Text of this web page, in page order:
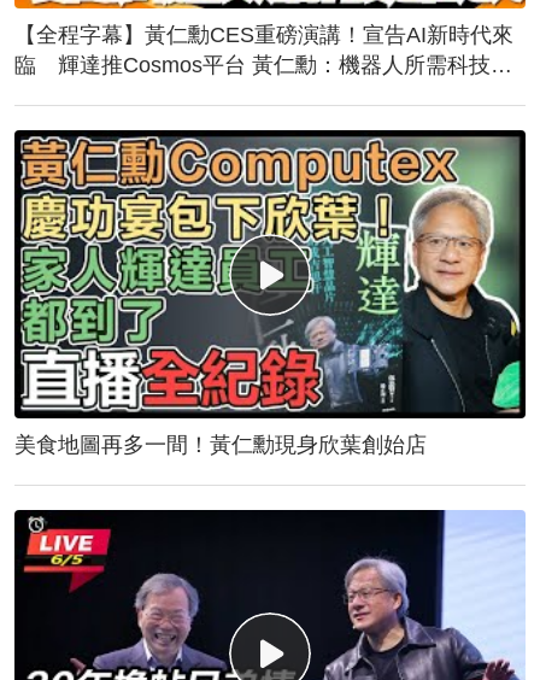
【全程字幕】黃仁勳CES重磅演講！宣告AI新時代來
臨 輝達推Cosmos平台 黃仁勳：機器人所需科技近
美食地圖再多一間！黃仁勳現身欣葉創始店